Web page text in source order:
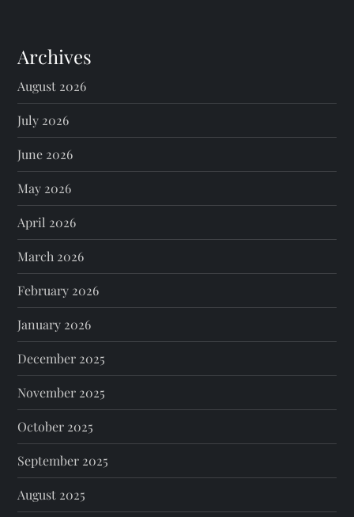
Archives
August 2026
July 2026
June 2026
May 2026
April 2026
March 2026
February 2026
January 2026
December 2025
November 2025
October 2025
September 2025
August 2025